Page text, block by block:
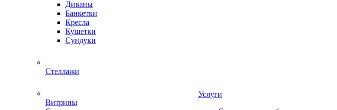
Диваны
Банкетки
Кресла
Кушетки
Сундуки
Стеллажи
Витрины
Услуги